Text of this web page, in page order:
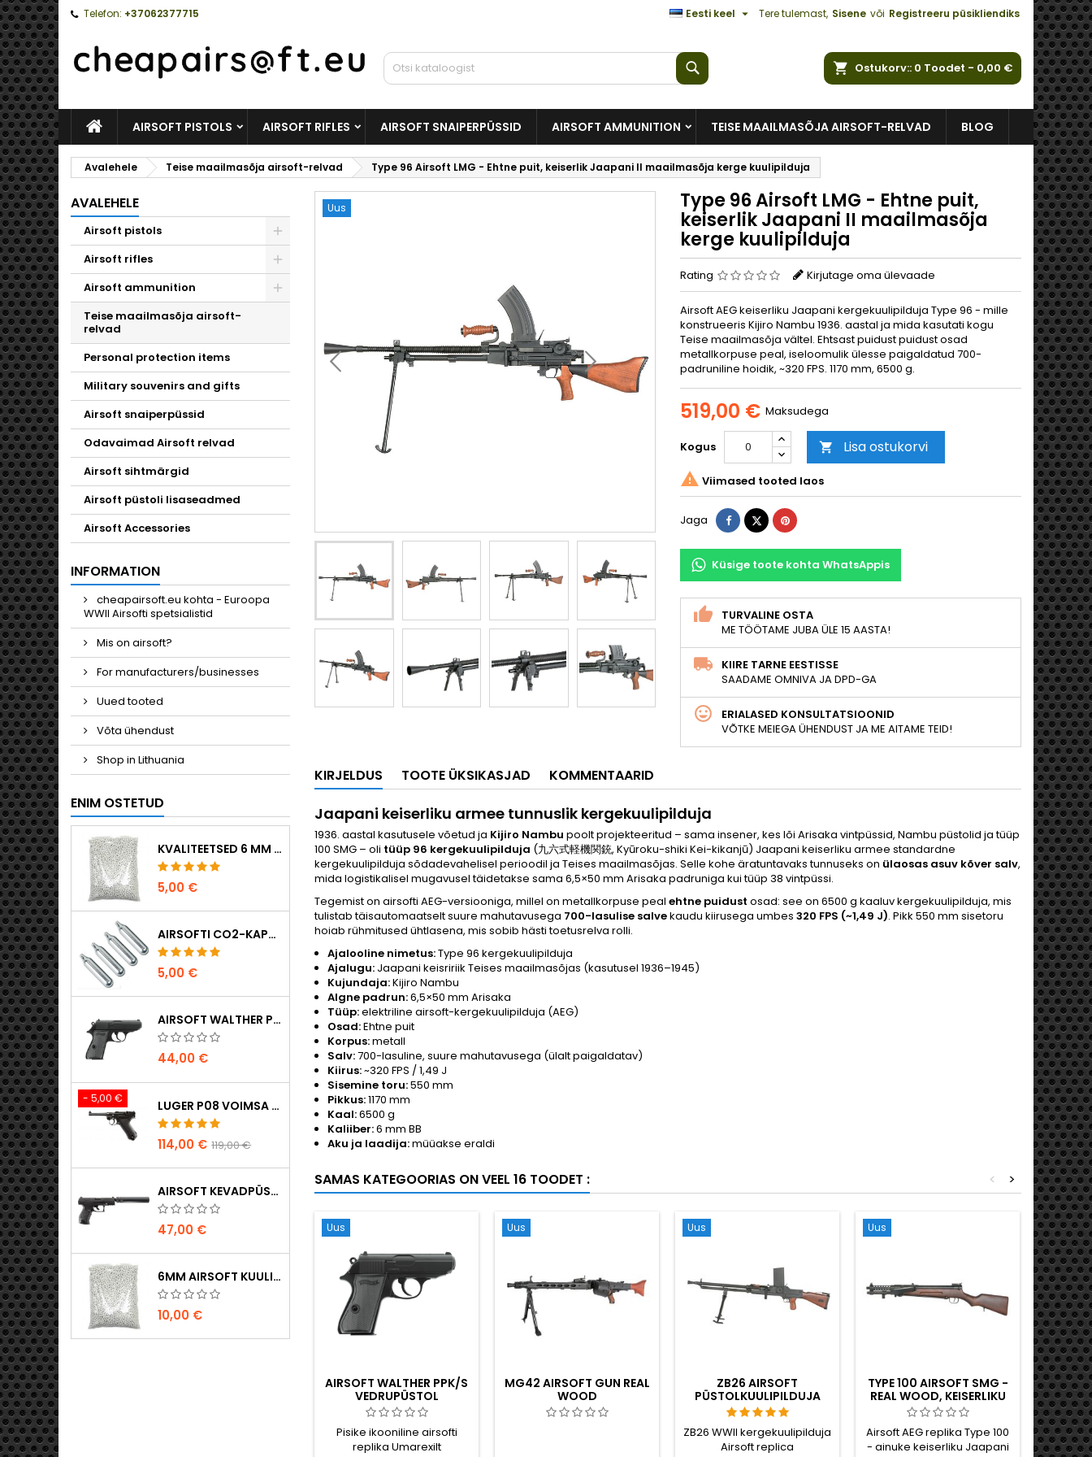
Telefon: +37062377715 Tere tulemast, Sisene või Registreeru püsikliendiks
Eesti keel 
Ostukorv: 0 Toodet - 0,00 €
AVALEHELEAIRSOFT PISTOLS AIRSOFT RIFLES AIRSOFT SNAIPERPÜSSID AIRSOFT AMMUNITION TEISE MAAILMASÕJA AIRSOFT-RELVAD BLOG
Avalehele Teise maailmasõja airsoft-relvad Type 96 Airsoft LMG - Ehtne puit, keiserlik Jaapani II maailmasõja kerge kuulipilduja
AVALEHELE
Airsoft pistols
Airsoft rifles
Airsoft ammunition
Teise maailmasõja airsoft-
relvad
Personal protection items
Military souvenirs and gifts
Airsoft snaiperpüssid
Odavaimad Airsoft relvad
Airsoft sihtmärgid
Airsoft püstoli lisaseadmed
Airsoft Accessories
INFORMATION
cheapairsoft.eu kohta - Euroopa
WWII Airsofti spetsialistid
Mis on airsoft?
For manufacturers/businesses
Uued tooted
Võta ühendust
Shop in Lithuania
ENIM OSTETUD
KVALITEETSED 6 MM AIRSOFT-KUULID 0,20 G – 1000 TÜKKI, EI TAKERDU, TÄPNE LASKMINE
5,00 €
AIRSOFTI CO2-KAPSLID 12 G, 5-PAKK – VALMISTATUD UNGARIS, EL, ESMAKLASSILINE KVALITEET
5,00 €
AIRSOFT WALTHER PPK/S VEDRUPÜSTOL
44,00 €
- 5,00 € LUGER P08 VOIMSA TAISMETALL CO2 AIRSOFT PISTOL - UMAREX LEGENDS
114,00 € 119,00 €
AIRSOFT KEVADPÜSTOL WALTHER PPQ NAVY KOOS SUMMUTIGA
47,00 €
6MM AIRSOFT KUULID - 2000 TK, 0,20G, KÕRGE KVALITEET
10,00 €
Uus Type 96 Airsoft LMG - Ehtne puit,
keiserlik Jaapani II maailmasõja
kerge kuulipilduja
Rating Kirjutage oma ülevaade
Airsoft AEG keiserliku Jaapani kergekuulipilduja Type 96 - mille
konstrueeris Kijiro Nambu 1936. aastal ja mida kasutati kogu
Teise maailmasõja vältel. Ehtsast puidust puidust osad
metallkorpuse peal, iseloomulik ülesse paigaldatud 700-
padruniline hoidik, ~320 FPS. 1170 mm, 6500 g.
519,00 € Maksudega
Kogus  Lisa ostukorvi
 Viimased tooted laos
Jaga Jaga TweetPinterest
Küsige toote kohta WhatsAppis
TURVALINE OSTA
ME TÖÖTAME JUBA ÜLE 15 AASTA!
KIIRE TARNE EESTISSE
SAADAME OMNIVA JA DPD-GA
ERIALASED KONSULTATSIOONID
VÕTKE MEIEGA ÜHENDUST JA ME AITAME TEID!
KIRJELDUS TOOTE ÜKSIKASJAD KOMMENTAARID
Jaapani keiserliku armee tunnuslik kergekuulipilduja
1936. aastal kasutusele võetud ja Kijiro Nambu poolt projekteeritud – sama insener, kes lõi Arisaka vintpüssid, Nambu püstolid ja tüüp
100 SMG – oli tüüp 96 kergekuulipilduja (九六式軽機関銃, Kyūroku-shiki Kei-kikanjū) Jaapani keiserliku armee standardne
kergekuulipilduja sõdadevahelisel perioodil ja Teises maailmasõjas. Selle kohe äratuntavaks tunnuseks on ülaosas asuv kõver salv,
mida logistikalisel mugavusel täidetakse sama 6,5×50 mm Arisaka padruniga kui tüüp 38 vintpüssi.
Tegemist on airsofti AEG-versiooniga, millel on metallkorpuse peal ehtne puidust osad: see on 6500 g kaaluv kergekuulipilduja, mis
tulistab täisautomaatselt suure mahutavusega 700-lasulise salvekaudu kiirusega umbes 320 FPS (~1,49 J). Pikk 550 mm sisetoru
hoiab rühmitused ühtlasena, mis sobib hästi toetusrelva rolli.
Ajalooline nimetus:Type 96 kergekuulipilduja
Ajalugu: Jaapani keisririik Teises maailmasõjas (kasutusel 1936–1945)
Kujundaja:Kijiro Nambu
Algne padrun:6,5×50 mm Arisaka
Tüüp:elektriline airsoft-kergekuulipilduja (AEG)
Osad:Ehtne puit
Korpus:metall
Salv:700-lasuline, suure mahutavusega (ülalt paigaldatav)
Kiirus:~320 FPS / 1,49 J
Sisemine toru:550 mm
Pikkus:1170 mm
Kaal:6500 g
Kaliiber:6 mm BB
Aku ja laadija:müüakse eraldi
SAMAS KATEGOORIAS ON VEEL 16 TOODET : >
<
Uus
AIRSOFT WALTHER PPK/S
VEDRUPÜSTOL
Pisike ikooniline airsofti
replika Umarexilt
Uus
MG42 AIRSOFT GUN REAL
WOOD
Uus
ZB26 AIRSOFT
PÜSTOLKUULIPILDUJA
KOOS EHTSA PUUGA
ZB26 WWII kergekuulipilduja
Airsoft replica
Uus
TYPE 100 AIRSOFT SMG -
REAL WOOD, KEISERLIKU
JAAPANI II MAAILMASÕJA
AEGNE
PÜSTOLKUULIPILDUJA
Airsoft AEG replika Type 100
- ainuke keiserliku Jaapani
Uus